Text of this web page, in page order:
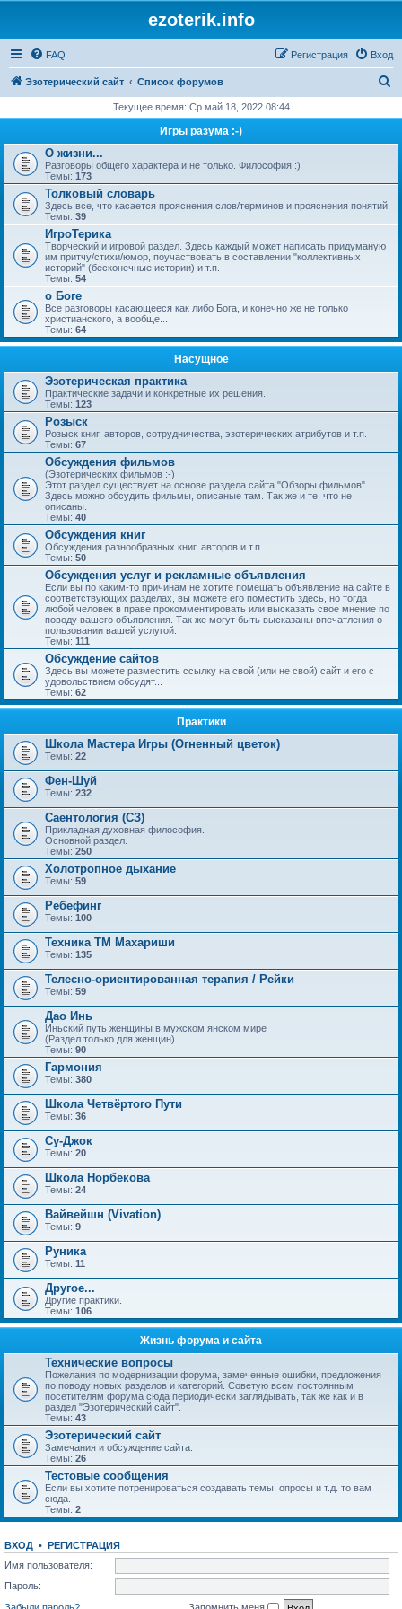
ezoterik.info
FAQ Вход
Регистрация
Эзотерический сайт Список форумов
с
Текущее время: Ср май 18, 2022 08:44
Игры разума :-)
О жизни...
Разговоры общего характера и не только. Философия :)
Темы: 173
Толковый словарь
Здесь все, что касается прояснения слов/терминов и прояснения понятий.
Темы: 39
ИгроТерика
Творческий и игровой раздел. Здесь каждый может написать придуманую
им притчу/стихи/юмор, поучаствовать в составлении "коллективных
историй" (бесконечные истории) и т.п.
Темы: 54
о Боге
Все разговоры касающееся как либо Бога, и конечно же не только
христианского, а вообще...
Темы: 64
Насущное
Эзотерическая практика
Практические задачи и конкретные их решения.
Темы: 123
Розыск
Розыск книг, авторов, сотрудничества, эзотерических атрибутов и т.п.
Темы: 67
Обсуждения фильмов
(Эзотерических фильмов :-)
Этот раздел существует на основе раздела сайта "Обзоры фильмов".
Здесь можно обсудить фильмы, описаные там. Так же и те, что не
описаны.
Темы: 40
Обсуждения книг
Обсуждения разнообразных книг, авторов и т.п.
Темы: 50
Обсуждения услуг и рекламные объявления
Если вы по каким-то причинам не хотите помещать объявление на сайте в
соответствующих разделах, вы можете его поместить здесь, но тогда
любой человек в праве прокомментировать или высказать свое мнение по
поводу вашего объявления. Так же могут быть высказаны впечатления о
пользовании вашей услугой.
Темы: 111
Обсуждение сайтов
Здесь вы можете разместить ссылку на свой (или не свой) сайт и его с
удовольствием обсудят...
Темы: 62
Практики
Школа Мастера Игры (Огненный цветок)
Темы: 22
Фен-Шуй
Темы: 232
Саентология (СЗ)
Прикладная духовная философия.
Основной раздел.
Темы: 250
Холотропное дыхание
Темы: 59
Ребефинг
Темы: 100
Техника ТМ Махариши
Темы: 135
Телесно-ориентированная терапия / Рейки
Темы: 59
Дао Инь
Иньский путь женщины в мужском янском мире
(Раздел только для женщин)
Темы: 90
Гармония
Темы: 380
Школа Четвёртого Пути
Темы: 36
Су-Джок
Темы: 20
Школа Норбекова
Темы: 24
Вайвейшн (Vivation)
Темы: 9
Руника
Темы: 11
Другое...
Другие практики.
Темы: 106
Жизнь форума и сайта
Технические вопросы
Пожелания по модернизации форума, замеченные ошибки, предложения
по поводу новых разделов и категорий. Советую всем постоянным
посетителям форума сюда периодически заглядывать, так же как и в
раздел "Эзотерический сайт".
Темы: 43
Эзотерический сайт
Замечания и обсуждение сайта.
Темы: 26
Тестовые сообщения
Если вы хотите потренироваться создавать темы, опросы и т.д. то вам
сюда.
Темы: 2
ВХОД • РЕГИСТРАЦИЯ
Имя пользователя:
Пароль: